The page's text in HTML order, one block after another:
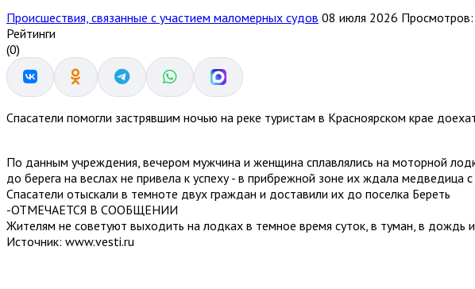
Происшествия, связанные с участием маломерных судов 08 июля 2026
Рейтинги
(0)
Спасатели помогли застрявшим ночью на реке туристам в Красноярском крае
По данным учреждения, вечером мужчина и женщина сплавлялись на моторной
до берега на веслах не привела к успеху - в прибрежной зоне их ждала
Спасатели отыскали в темноте двух граждан и доставили их до поселка Береть
-ОТМЕЧАЕТСЯ В СООБЩЕНИИ
Жителям не советуют выходить на лодках в темное время суток, в туман, в дождь
Источник: www.vesti.ru